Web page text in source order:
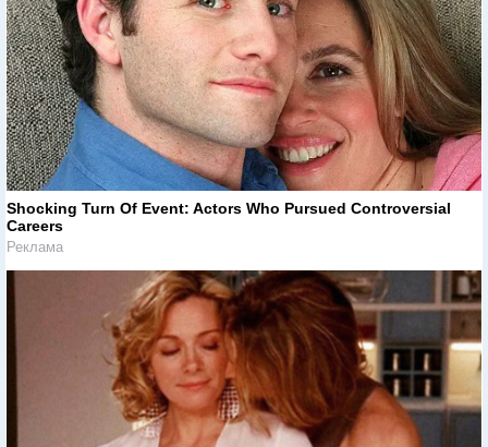
Shocking Turn Of Event: Actors Who Pursued Controversial
Careers
Реклама